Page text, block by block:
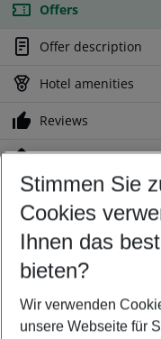
Offers
Offer description
Hotel amenities
Reviews
Location
Customize your offer
Find the perfect deal
Your departure airport
Any airport
Select your date
11/08/26–09/08/
Stimmen Sie
Cookies
Ihnen das
bieten?
Wir verwenden
unsere Webseite für